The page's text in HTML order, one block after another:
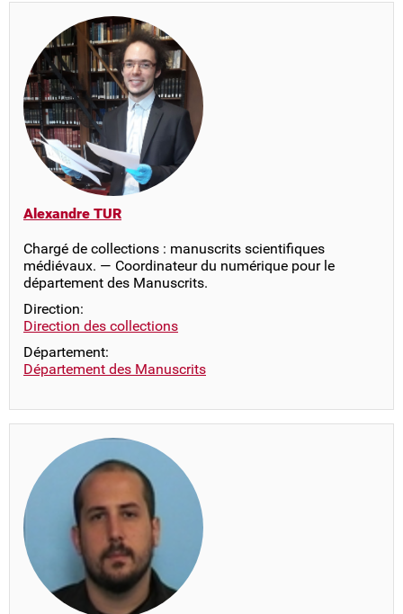
Alexandre TUR
Chargé de collections : manuscrits scientifiques
médiévaux. — Coordinateur du numérique pour le
département des Manuscrits.
Direction:
Direction des collections
Département:
Département des Manuscrits